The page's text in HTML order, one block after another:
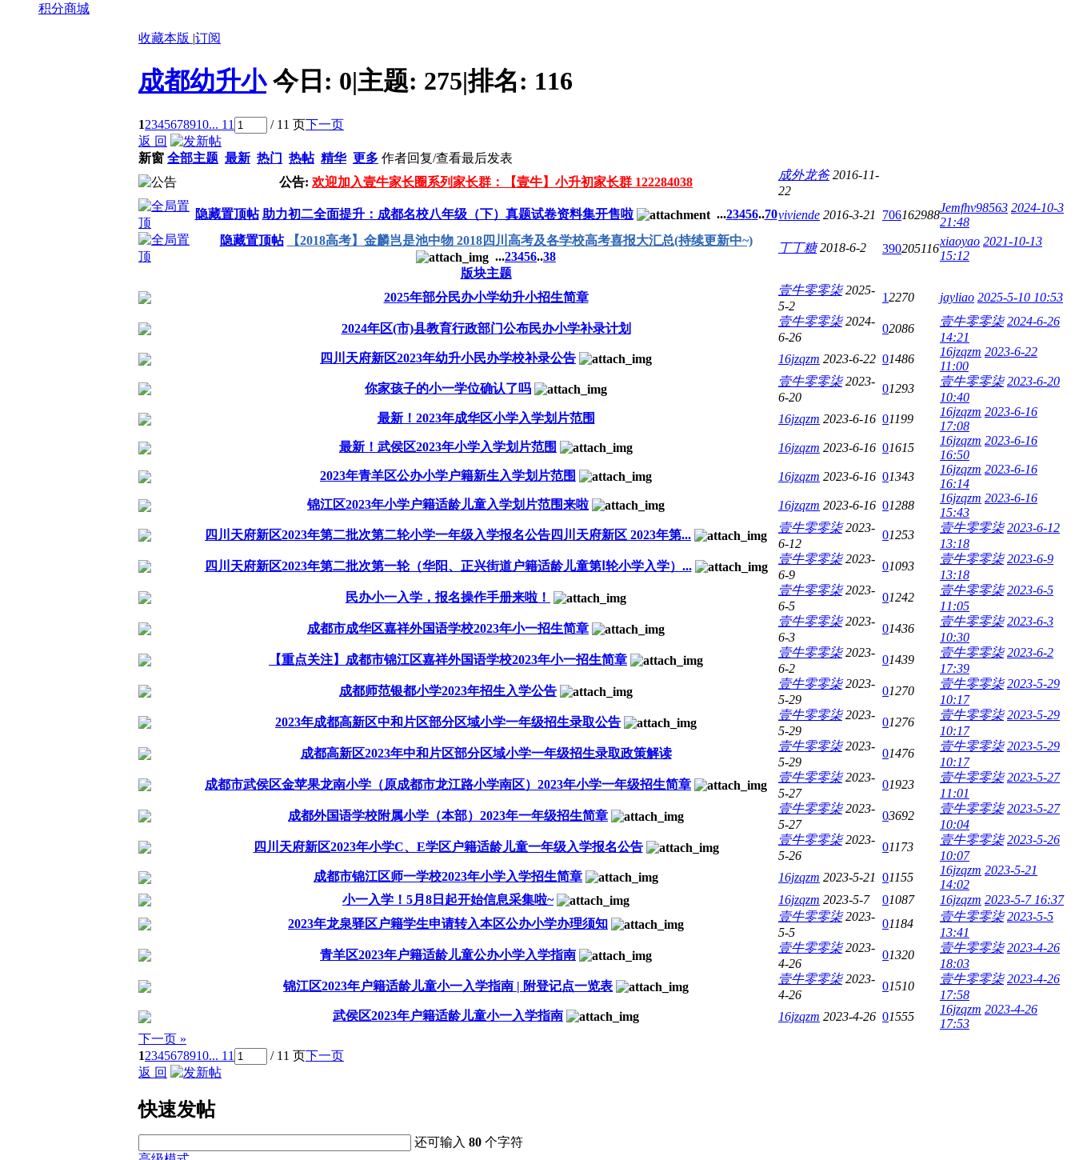
积分商城
收藏本版 |订阅
成都幼升小 今日: 0|主题: 275|排名: 116
12345678910... 11 / 11 页下一页
返 回
新窗 全部主题 最新 热门 热帖 精华 更多 作者回复/查看最后发表
公告: 欢迎加入壹牛家长圈系列家长群：【壹牛】小升初家长群 122284038
成外龙爸 2016-11-
22
隐藏置顶帖 助力初二全面提升：成都名校八年级（下）真题试卷资料集开售啦 ...23456..70viviende 2016-3-21 706162988
Jemfhv98563 2024-10-3
21:48
隐藏置顶帖
【2018高考】金麟岂是池中物 2018四川高考及各学校高考喜报大汇总(持续更新中~)
...23456..38
丁丁糖 2018-6-2 390205116
xiaoyao 2021-10-13
15:12
版块主题
2025年部分民办小学幼升小招生简章
壹牛零零柒 2025-
5-2
12270 jayliao 2025-5-10 10:53
2024年区(市)县教育行政部门公布民办小学补录计划
壹牛零零柒 2024-
6-26
02086
壹牛零零柒 2024-6-26
14:21
四川天府新区2023年幼升小民办学校补录公告
16jzqzm 2023-6-22 01486
16jzqzm 2023-6-22
11:00
你家孩子的小一学位确认了吗
壹牛零零柒 2023-
6-20
01293
壹牛零零柒 2023-6-20
10:40
最新！2023年成华区小学入学划片范围
16jzqzm 2023-6-16 01199
16jzqzm 2023-6-16
17:08
最新！武侯区2023年小学入学划片范围
16jzqzm 2023-6-16 01615
16jzqzm 2023-6-16
16:50
2023年青羊区公办小学户籍新生入学划片范围
16jzqzm 2023-6-16 01343
16jzqzm 2023-6-16
16:14
锦江区2023年小学户籍适龄儿童入学划片范围来啦
16jzqzm 2023-6-16 01288
16jzqzm 2023-6-16
15:43
四川天府新区2023年第二批次第二轮小学一年级入学报名公告四川天府新区 2023年第...
壹牛零零柒 2023-
6-12
01253
壹牛零零柒 2023-6-12
13:18
四川天府新区2023年第二批次第一轮（华阳、正兴街道户籍适龄儿童第Ⅰ轮小学入学）...
壹牛零零柒 2023-
6-9
01093
壹牛零零柒 2023-6-9
13:18
民办小一入学，报名操作手册来啦！
壹牛零零柒 2023-
6-5
01242
壹牛零零柒 2023-6-5
11:05
成都市成华区嘉祥外国语学校2023年小一招生简章
壹牛零零柒 2023-
6-3
01436
壹牛零零柒 2023-6-3
10:30
【重点关注】成都市锦江区嘉祥外国语学校2023年小一招生简章
壹牛零零柒 2023-
6-2
01439
壹牛零零柒 2023-6-2
17:39
成都师范银都小学2023年招生入学公告
壹牛零零柒 2023-
5-29
01270
壹牛零零柒 2023-5-29
10:17
2023年成都高新区中和片区部分区域小学一年级招生录取公告
壹牛零零柒 2023-
5-29
01276
壹牛零零柒 2023-5-29
10:17
成都高新区2023年中和片区部分区域小学一年级招生录取政策解读
壹牛零零柒 2023-
5-29
01476
壹牛零零柒 2023-5-29
10:17
成都市武侯区金苹果龙南小学（原成都市龙江路小学南区）2023年小学一年级招生简章
壹牛零零柒 2023-
5-27
01923
壹牛零零柒 2023-5-27
11:01
成都外国语学校附属小学（本部）2023年一年级招生简章
壹牛零零柒 2023-
5-27
03692
壹牛零零柒 2023-5-27
10:04
四川天府新区2023年小学C、E学区户籍适龄儿童一年级入学报名公告
壹牛零零柒 2023-
5-26
01173
壹牛零零柒 2023-5-26
10:07
成都市锦江区师一学校2023年小学入学招生简章
16jzqzm 2023-5-21 01155
16jzqzm 2023-5-21
14:02
小一入学！5月8日起开始信息采集啦~
16jzqzm 2023-5-7 01087 16jzqzm 2023-5-7 16:37
2023年龙泉驿区户籍学生申请转入本区公办小学办理须知
壹牛零零柒 2023-
5-5
01184
壹牛零零柒 2023-5-5
13:41
青羊区2023年户籍适龄儿童公办小学入学指南
壹牛零零柒 2023-
4-26
01320
壹牛零零柒 2023-4-26
18:03
锦江区2023年户籍适龄儿童小一入学指南 | 附登记点一览表
壹牛零零柒 2023-
4-26
01510
壹牛零零柒 2023-4-26
17:58
武侯区2023年户籍适龄儿童小一入学指南
16jzqzm 2023-4-26 01555
16jzqzm 2023-4-26
17:53
下一页 »
12345678910... 11 / 11 页下一页
返 回
快速发帖
还可输入80 个字符